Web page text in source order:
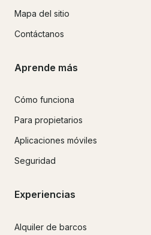
Mapa del sitio
Contáctanos
Aprende más
Cómo funciona
Para propietarios
Aplicaciones móviles
Seguridad
Experiencias
Alquiler de barcos